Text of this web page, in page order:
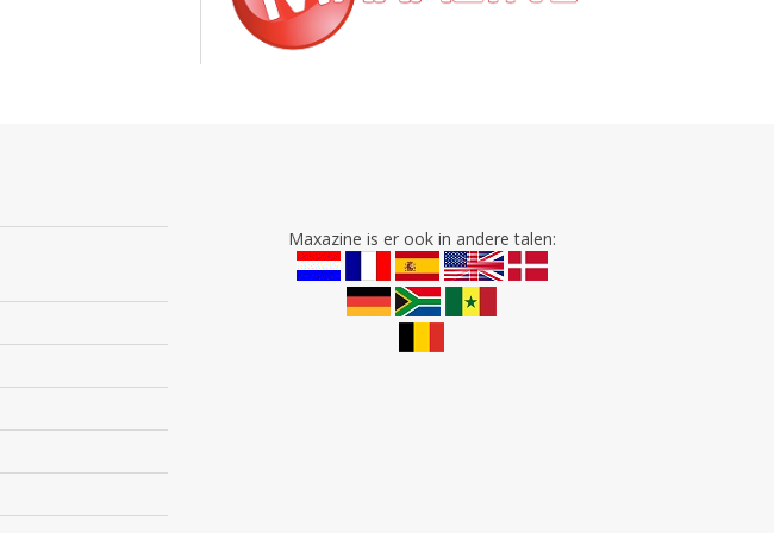
Maxazine is er ook in andere talen: